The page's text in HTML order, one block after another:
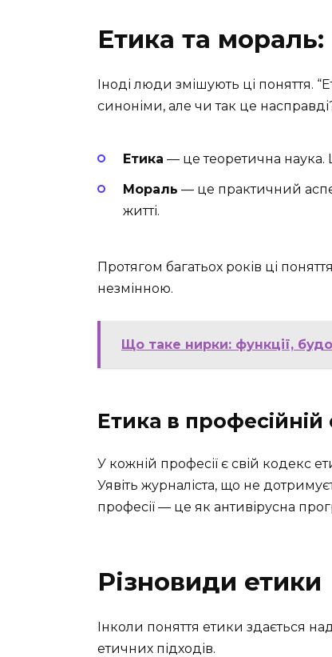
Етика та
Іноді люди змішують ці поняття.
синоніми, але чи так це
Етика — це теоретична
Мораль — це практичний
житті.
Протягом багатьох років ці
незмінною.
Що таке нирки: функції,
Етика в професійній
У кожній професії є свій кодекс
Уявіть журналіста, що не
професії — це як антивірусна
Різновиди етики
Інколи поняття етики здається
етичних підходів.